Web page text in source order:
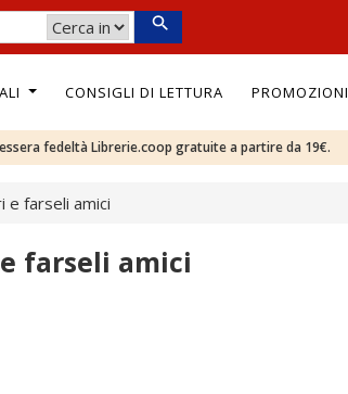
CONSIGLI DI LETTURA PROMOZIONI
fedeltà Librerie.coop gratuite a partire da 19€.
e farseli amici
farseli amici